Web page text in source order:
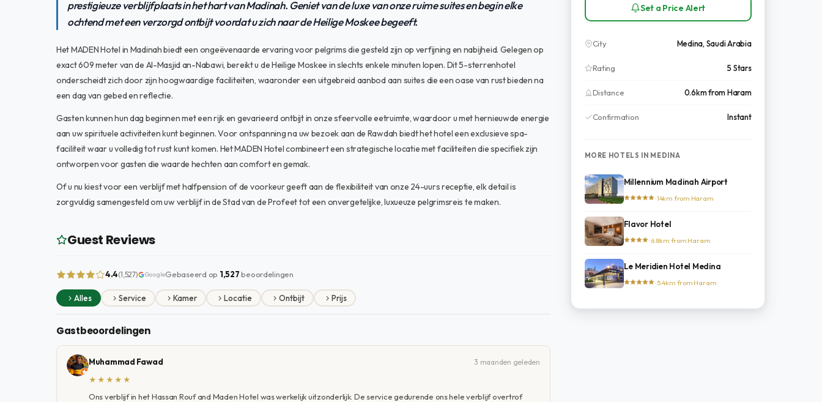
prestigieuze verblijfplaats in het hart van Madinah. Geniet van de luxe van onze ruime suites en begin elke
ochtend met een verzorgd ontbijt voordat u zich naar de Heilige Moskee begeeft.
Het MADEN Hotel in Madinah biedt een ongeëvenaarde ervaring voor pelgrims die gesteld zijn op verfijning en nabijheid. Gelegen op
exact 609 meter van de Al-Masjid an-Nabawi, bereikt u de Heilige Moskee in slechts enkele minuten lopen. Dit 5-sterrenhotel
onderscheidt zich door zijn hoogwaardige faciliteiten, waaronder een uitgebreid aanbod aan suites die een oase van rust bieden na
een dag van gebed en reflectie.
Gasten kunnen hun dag beginnen met een rijk en gevarieerd ontbijt in onze sfeervolle eetruimte, waardoor u met hernieuwde energie
aan uw spirituele activiteiten kunt beginnen. Voor ontspanning na uw bezoek aan de Rawdah biedt het hotel een exclusieve spa-
faciliteit waar u volledig tot rust kunt komen. Het MADEN Hotel combineert een strategische locatie met faciliteiten die specifiek zijn
ontworpen voor gasten die waarde hechten aan comfort en gemak.
Of u nu kiest voor een verblijf met halfpension of de voorkeur geeft aan de flexibiliteit van onze 24-uurs receptie, elk detail is
zorgvuldig samengesteld om uw verblijf in de Stad van de Profeet tot een onvergetelijke, luxueuze pelgrimsreis te maken.
Guest Reviews
4.4(1,527) GoogleGebaseerd op 1,527beoordelingen
Alles Service Kamer Locatie Ontbijt Prijs
Gastbeoordelingen
Muhammad Fawad
3 maanden geleden
★★★★★
Ons verblijf in het Hassan Rouf and Maden Hotel was werkelijk uitzonderlijk. De service gedurende ons hele verblijf overtrof
Set a Price Alert
City Medina, Saudi Arabia
Rating 5 Stars
Distance 0.6km from Haram
Confirmation Instant
MORE HOTELS IN MEDINA
Millennium Madinah Airport
· 14km from Haram
Flavor Hotel
· 6.8km from Haram
Le Meridien Hotel Medina
· 5.4km from Haram